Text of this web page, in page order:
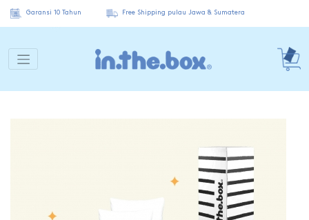
Garansi 10 Tahun Free Shipping pulau Jawa & Sumatera